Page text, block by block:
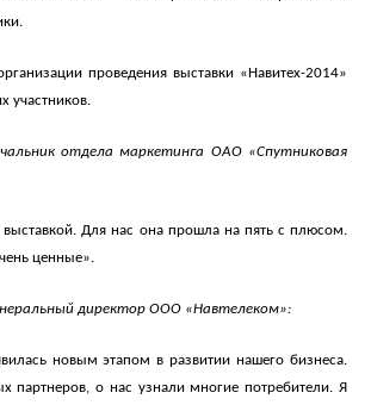
проведения выставки «Навитех-2014»
участников.
отдела маркетинга ОАО «Спутниковая
Для нас она прошла на пять с плюсом.
ценные».
директор ООО «Навтелеком»:
новым этапом в развитии нашего бизнеса.
партнеров, о нас узнали многие потребители. Я